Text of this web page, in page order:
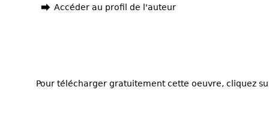
Accéder au profil de l'auteur
Pour télécharger gratuitement cette oeuvre, cliquez